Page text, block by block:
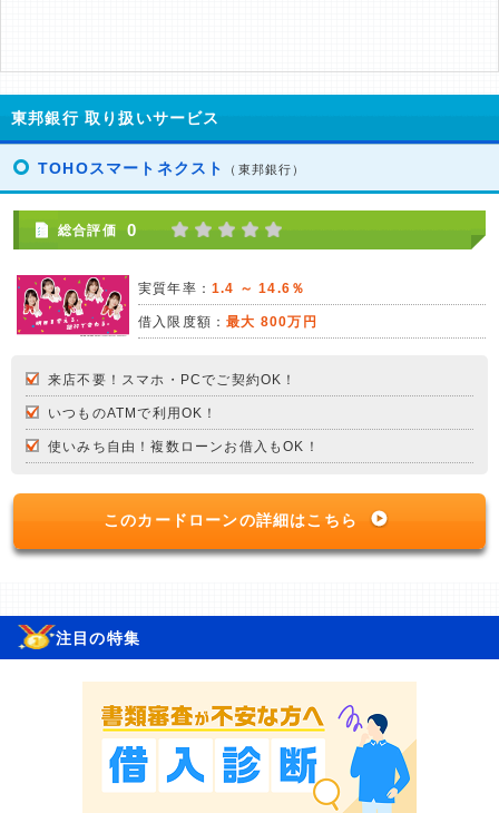
東邦銀行 取り扱いサービス
TOHOスマートネクスト （東邦銀行）
総合評価 0
実質年率： 1.4 ～ 14.6％
借入限度額：最大 800万円
来店不要！スマホ・PCでご契約OK！
いつものATMで利用OK！
使いみち自由！複数ローンお借入もOK！
このカードローンの詳細はこちら
注目の特集